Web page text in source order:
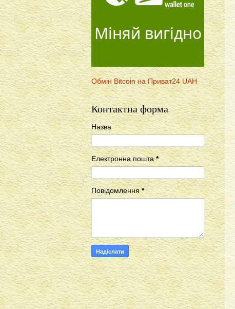
Міняй вигідно
Обмін Bitcoin на Приват24 UAH
Контактна форма
Назва
Електронна пошта*
Повідомлення *